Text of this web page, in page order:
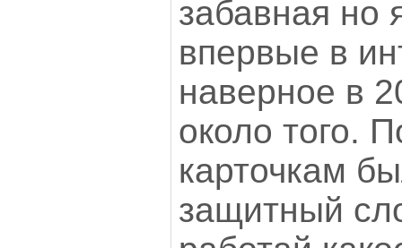
забавная но
впервые в
наверное в
около того.
карточкам
защитный